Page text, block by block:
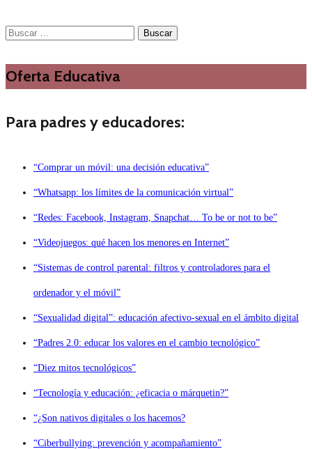
Buscar:
Oferta Educativa
Para padres y educadores:
“Comprar un móvil: una decisión educativa”
“Whatsapp: los límites de la comunicación virtual”
“Redes: Facebook, Instagram, Snapchat… To be or not to be”
“Videojuegos: qué hacen los menores en Internet”
“Sistemas de control parental: filtros y controladores para el
ordenador y el móvil”
“Sexualidad digital”: educación afectivo-sexual en el ámbito digital
“Padres 2.0: educar los valores en el cambio tecnológico”
“Diez mitos tecnológicos”
“Tecnología y educación: ¿eficacia o márquetin?”
“¿Son nativos digitales o los hacemos?
“Ciberbullying: prevención y acompañamiento”